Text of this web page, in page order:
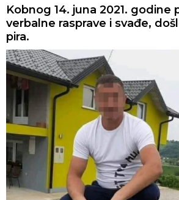
Kobnog 14. juna 2021. godine
verbalne rasprave i svađe,
pira.